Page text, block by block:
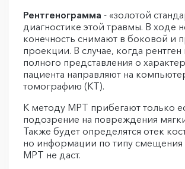
Рентгенограмма - «золотой
диагностике этой травмы. В ходе
конечность снимают в боковой и
проекции. В случае, когда рентген
полного представления о
пациента направляют на
томографию (КТ).
К методу МРТ прибегают только
подозрение на повреждения
Также будет определятся отек
но информации по типу смещения
МРТ не даст.